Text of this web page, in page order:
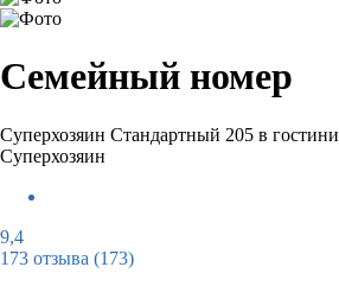
Семейный номер
Суперхозяин Стандартный 205 в
Суперхозяин
9,4
173 отзыва (173)